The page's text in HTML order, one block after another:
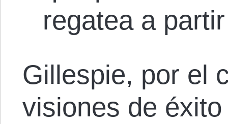
regatea a
Gillespie, por el
visiones de